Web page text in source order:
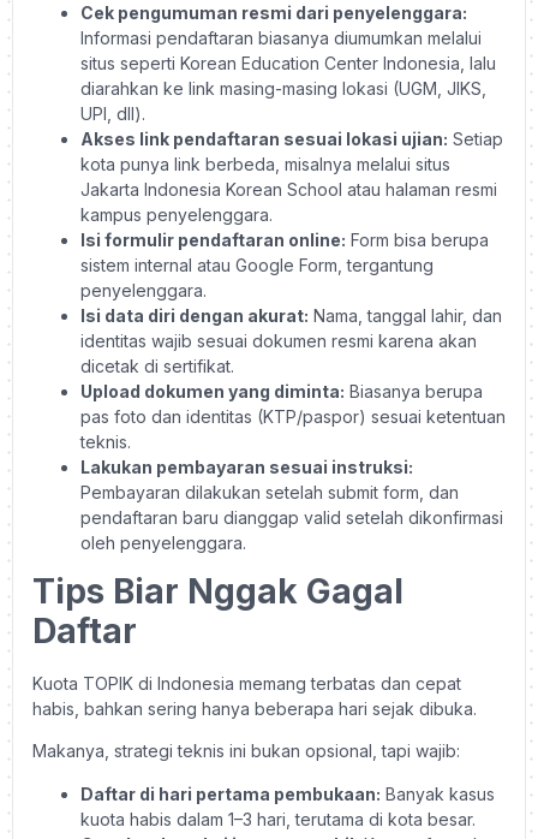
Cek pengumuman resmi dari penyelenggara:
Informasi pendaftaran biasanya diumumkan melalui
situs seperti Korean Education Center Indonesia, lalu
diarahkan ke link masing-masing lokasi (UGM, JIKS,
UPI, dll).
Akses link pendaftaran sesuai lokasi ujian: Setiap
kota punya link berbeda, misalnya melalui situs
Jakarta Indonesia Korean School atau halaman resmi
kampus penyelenggara.
Isi formulir pendaftaran online: Form bisa berupa
sistem internal atau Google Form, tergantung
penyelenggara.
Isi data diri dengan akurat: Nama, tanggal lahir, dan
identitas wajib sesuai dokumen resmi karena akan
dicetak di sertifikat.
Upload dokumen yang diminta: Biasanya berupa
pas foto dan identitas (KTP/paspor) sesuai ketentuan
teknis.
Lakukan pembayaran sesuai instruksi:
Pembayaran dilakukan setelah submit form, dan
pendaftaran baru dianggap valid setelah dikonfirmasi
oleh penyelenggara.
Tips Biar Nggak Gagal
Daftar
Kuota TOPIK di Indonesia memang terbatas dan cepat
habis, bahkan sering hanya beberapa hari sejak dibuka.
Makanya, strategi teknis ini bukan opsional, tapi wajib:
Daftar di hari pertama pembukaan: Banyak kasus
kuota habis dalam 1–3 hari, terutama di kota besar.